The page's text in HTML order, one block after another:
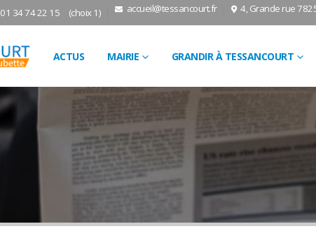
01 34 74 22 15 (choix 1) accueil@tessancourt.fr 4, Grande rue
ACTUS MAIRIE GRANDIR À TESSANCOURT